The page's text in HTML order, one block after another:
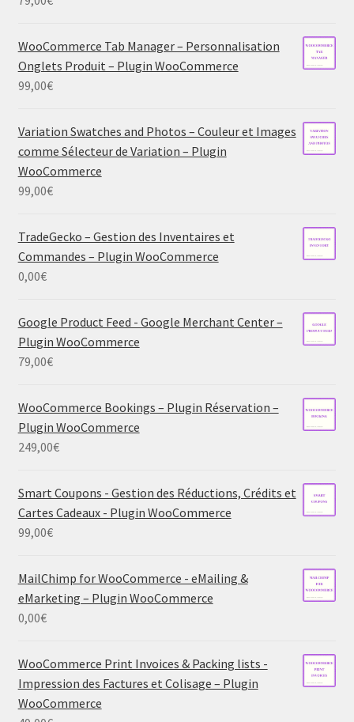
WooCommerce Tab Manager – Personnalisation
Onglets Produit – Plugin WooCommerce
99,00€
Variation Swatches and Photos – Couleur et Images
comme Sélecteur de Variation – Plugin
WooCommerce
99,00€
TradeGecko – Gestion des Inventaires et
Commandes – Plugin WooCommerce
0,00€
Google Product Feed - Google Merchant Center –
Plugin WooCommerce
79,00€
WooCommerce Bookings – Plugin Réservation –
Plugin WooCommerce
249,00€
Smart Coupons - Gestion des Réductions, Crédits et
Cartes Cadeaux - Plugin WooCommerce
99,00€
MailChimp for WooCommerce - eMailing &
eMarketing – Plugin WooCommerce
0,00€
WooCommerce Print Invoices & Packing lists -
Impression des Factures et Colisage – Plugin
WooCommerce